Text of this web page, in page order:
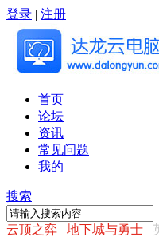
登录 | 注册
首页
论坛
资讯
常见问题
我的
搜索
云顶之弈 地下城与勇士